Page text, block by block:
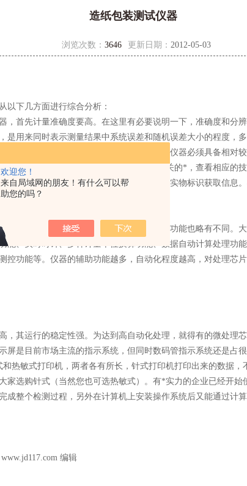
欢迎您！
来自局域网的朋友！有什么可以帮
助您的吗？
造纸包装测试仪器
浏览次数： 3646 更新日期： 2012-05-03
下几方面进行综合分析：
首先计量准确度要高。在这里有必要说明一下，准确度和分
是用来同时表示测量结果中系统误差和随机误差大小的程度，
的分辨力高不等于准确度高；但高准确度的仪器必须具备相对
网查到相应厂家或商家的，登陆该仪器相关的*，查看相应的
看。3、参加相关的展会，问询得知或查看实物标识获取信息
同厂家针对不同用户进行的考虑，整合的功能也略有不同。
能、实时时钟、多种计量单位换算功能、数据自动计算处理功
控功能等。仪器的辅助功能越多，自动化程度越高，对处理芯
其运行的稳定性强。为达到高自动化处理，就得有的微处理
屏是目前市场主流的指示系统，但同时数码管指示系统还是占
热敏式打印机，两者各有所长，针式打印机打印出来的数据
家选购针式（当然您也可选热敏式）。有*实力的企业已经开
成整个检测过程，另外在计算机上安装操作系统后又能通过计算
www.jd117.com 编辑